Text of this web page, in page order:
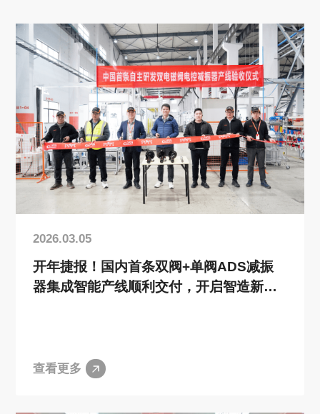
2026.03.05
开年捷报！国内首条双阀+单阀ADS减振
器集成智能产线顺利交付，开启智造新篇
查看更多